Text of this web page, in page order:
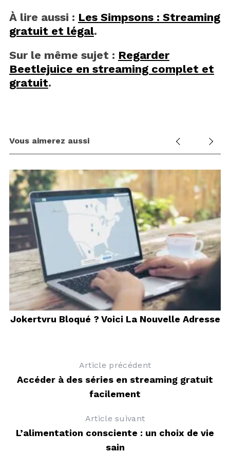
À lire aussi : Les Simpsons : Streaming
gratuit et légal.
Sur le même sujet : Regarder
Beetlejuice en streaming complet et
gratuit.
Vous aimerez aussi
Jokertvru Bloqué ? Voici La Nouvelle Adresse
Article précédent
Accéder à des séries en streaming gratuit
facilement
Article suivant
L’alimentation consciente : un choix de vie
sain